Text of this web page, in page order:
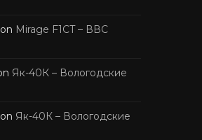
on Mirage F1CT – ВВС
Як-40К – Вологодские
on Як-40К – Вологодские